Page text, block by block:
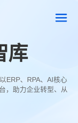
库
ERP、RPA、AI核心
，助力企业转型、从